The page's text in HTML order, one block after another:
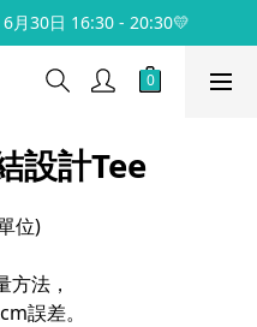
30日 16:30 - 20:30💛
設計Tee
位)
方法，
誤差。